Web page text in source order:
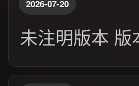
2026-07-20
未注明版本